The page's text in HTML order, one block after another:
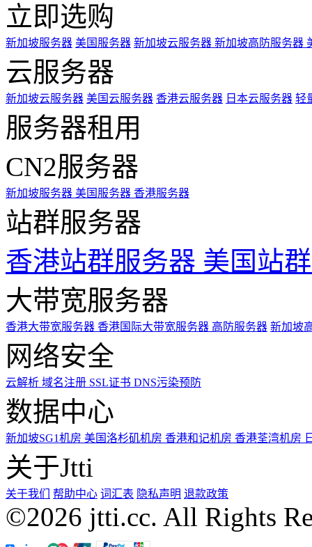
立即选购
新加坡服务器 美国服务器 新加坡云服务器 新加坡高防服务器
云服务器
新加坡云服务器 美国云服务器 香港云服务器 日本云服务器 轻
服务器租用
CN2服务器
新加坡服务器 美国服务器 香港服务器
站群服务器
香港站群服务器 美国站
大带宽服务器
香港大带宽服务器 香港国际大带宽服务器 高防服务器 新加坡
网络安全
云解析 域名注册 SSL证书 DNS污染预防
数据中心
新加坡SG1机房 美国洛杉矶机房 香港和记机房 香港荃湾机房
关于Jtti
关于我们 帮助中心 词汇表 隐私声明 退款政策
©2026 jtti.cc. All Rights